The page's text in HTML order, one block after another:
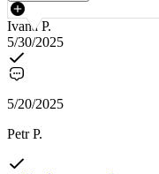
Ivana P.
5/30/2025
5/20/2025
Petr P.